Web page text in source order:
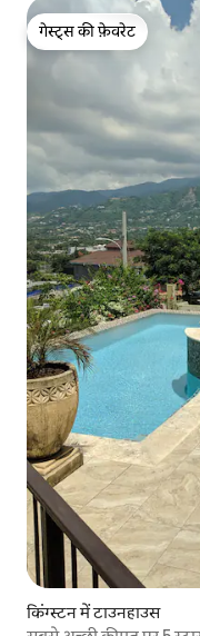
गेस्ट्स की फ़ेवरेट
गेस्ट्स की फ़ेवरेट
किंग्स्टन में टाउनहाउस